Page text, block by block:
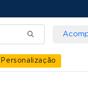
Personalização